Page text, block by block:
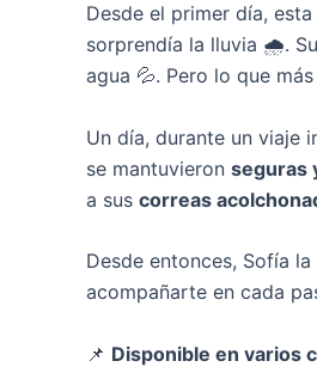
Desde el primer día,
sorprendía la lluvia 🌧️.
agua 💦. Pero lo que
Un día, durante un viaje
se mantuvieron seguras
a sus correas
Desde entonces, Sofía
acompañarte en cada
📌 Disponible en varios